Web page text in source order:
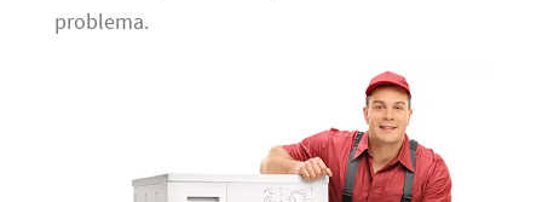
problema.